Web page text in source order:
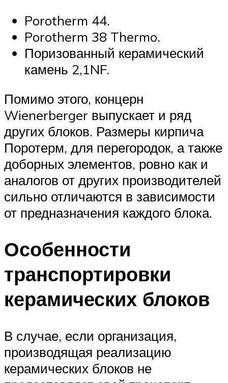
Porotherm 44.
Porotherm 38 Thermo.
Поризованный керамический
камень 2,1NF.
Помимо этого, концерн
Wienerberger выпускает и ряд
других блоков. Размеры кирпича
Поротерм, для перегородок, а также
доборных элементов, ровно как и
аналогов от других производителей
сильно отличаются в зависимости
от предназначения каждого блока.
Особенности
транспортировки
керамических блоков
В случае, если организация,
производящая реализацию
керамических блоков не